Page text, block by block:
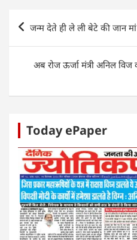
s
A
p
p
e
b
o
o
k
er e
dI
n
Post
navigation
जन्म देते ही ले ली बेटे की जान
अब रोज ऊर्जा मंत्री अनिल विज
Today ePaper